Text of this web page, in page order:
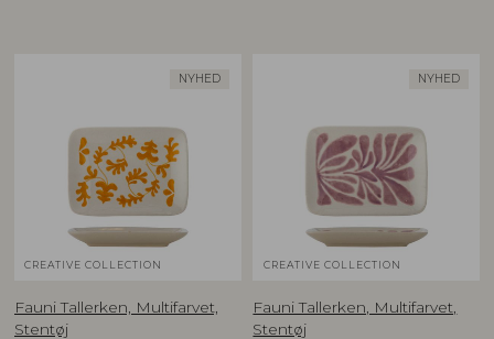
NYHED
CREATIVE COLLECTION
Fauni Tallerken, Multifarvet,
Stentøj
NYHED
CREATIVE COLLECTION
Fauni Tallerken, Multifarvet,
Stentøj